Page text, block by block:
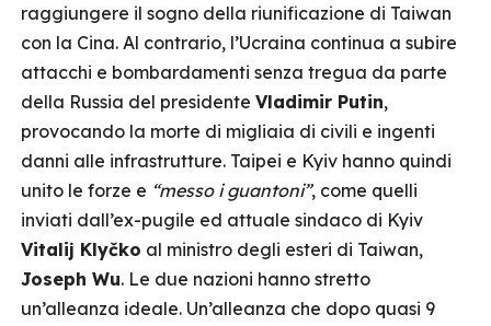
raggiungere il sogno della riunificazione di Taiwan
con la Cina. Al contrario, l’Ucraina continua a subire
attacchi e bombardamenti senza tregua da parte
della Russia del presidente Vladimir Putin,
provocando la morte di migliaia di civili e ingenti
danni alle infrastrutture. Taipei e Kyiv hanno quindi
unito le forze e “messo i guantoni”, come quelli
inviati dall’ex-pugile ed attuale sindaco di Kyiv
Vitalij Klyčko al ministro degli esteri di Taiwan,
Joseph Wu. Le due nazioni hanno stretto
un’alleanza ideale. Un’alleanza che dopo quasi 9